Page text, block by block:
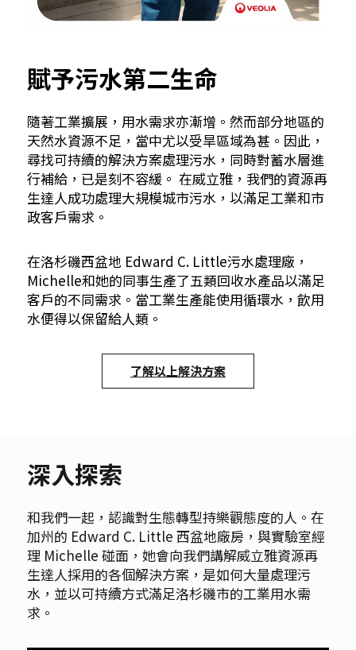
賦予污水第二生命
隨著工業擴展，用水需求亦漸增。然而部分地區的
天然水資源不足，當中尤以受旱區域為甚。因此，
尋找可持續的解決方案處理污水，同時對蓄水層進
行補給，已是刻不容緩。 在威立雅，我們的資源再
生達人成功處理大規模城市污水，以滿足工業和市
政客戶需求。
在洛杉磯西盆地 Edward C. Little污水處理廠，
Michelle和她的同事生產了五類回收水產品以滿足
客戶的不同需求。當工業生產能使用循環水，飲用
水便得以保留給人類。
了解以上解決方案
深入探索
和我們一起，認識對生態轉型持樂觀態度的人。在
加州的 Edward C. Little 西盆地廠房，與實驗室經
理 Michelle 碰面，她會向我們講解威立雅資源再
生達人採用的各個解決方案，是如何大量處理污
水，並以可持續方式滿足洛杉磯市的工業用水需
求。